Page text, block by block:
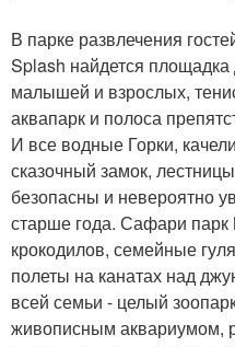
В парке развлечения
Splash найдется площадка
малышей и взрослых,
аквапарк и полоса
И все водные Горки,
сказочный замок,
безопасны и невероятно
старше года. Сафари парк
крокодилов, семейные
полеты на канатах над
всей семьи - целый
живописным аквариумом,